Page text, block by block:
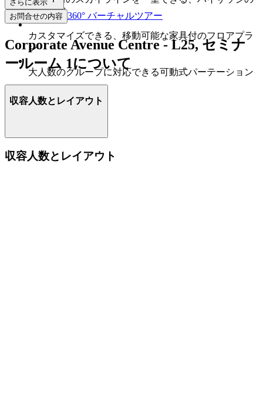
ガラス窓
カスタマイズできる、移動可能な家具付のフロアプラ
ン
大人数のグループに対応できる可動式パーテーション
さらに表示
お問合せの内容 360° バーチャルツアー
Corporate Avenue Centre - L25, セミナ
ールーム 1について
収容人数とレイアウト
収容人数とレイアウト